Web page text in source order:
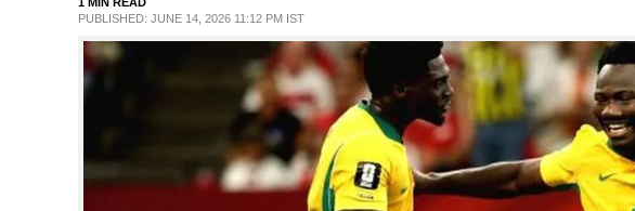
CASE DIARY
PUBLISHED: JUNE 14, 2026 11:12 PM IST